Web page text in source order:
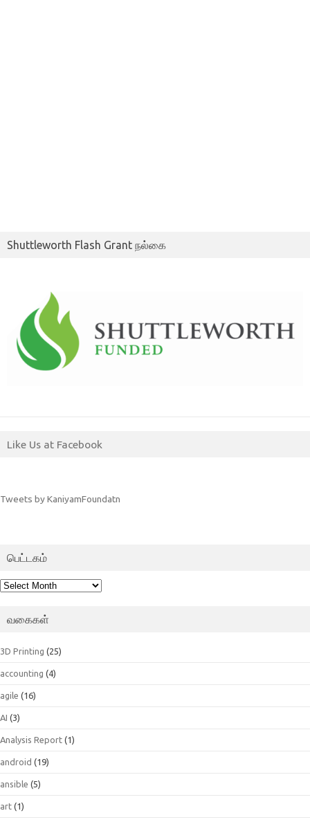
Shuttleworth Flash Grant நல்கை
Like Us at Facebook
Tweets by KaniyamFoundatn
பெட்டகம்
பெட்டகம்
வகைகள்
3D Printing (25)
accounting (4)
agile (16)
AI (3)
Analysis Report (1)
android (19)
ansible (5)
art (1)